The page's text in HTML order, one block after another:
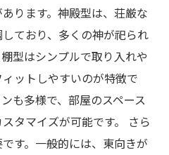
ります。神殿型は、荘厳な
ており、多くの神が祀られ
型はシンプルで取り入れや
ットしやすいのが特徴で
も多様で、部屋のスペース
タマイズが可能です。 さら
す。一般的には、東向きが